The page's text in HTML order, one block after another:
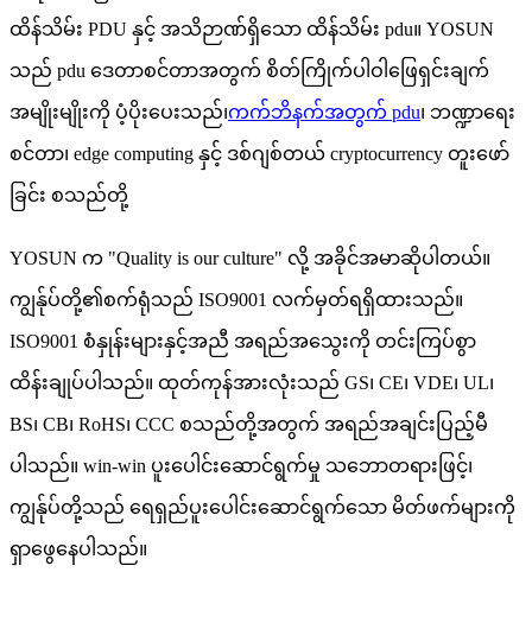
ထိန်သိမ်း PDU နှင့် အသိဉာဏ်ရှိသော ထိန်သိမ်း pdu။ YOSUN
သည် pdu ဒေတာစင်တာအတွက် စိတ်ကြိုက်ပါဝါဖြေရှင်းချက်
အမျိုးမျိုးကို ပံ့ပိုးပေးသည်၊ကက်ဘိနက်အတွက် pdu၊ ဘဏ္ဍာရေး
စင်တာ၊ edge computing နှင့် ဒစ်ဂျစ်တယ် cryptocurrency တူးဖော်
ခြင်း စသည်တို့
YOSUN က "Quality is our culture" လို့ အခိုင်အမာဆိုပါတယ်။
ကျွန်ုပ်တို့၏စက်ရုံသည် ISO9001 လက်မှတ်ရရှိထားသည်။
ISO9001 စံနှုန်းများနှင့်အညီ အရည်အသွေးကို တင်းကြပ်စွာ
ထိန်းချုပ်ပါသည်။ ထုတ်ကုန်အားလုံးသည် GS၊ CE၊ VDE၊ UL၊
BS၊ CB၊ RoHS၊ CCC စသည်တို့အတွက် အရည်အချင်းပြည့်မီ
ပါသည်။ win-win ပူးပေါင်းဆောင်ရွက်မှု သဘောတရားဖြင့်၊
ကျွန်ုပ်တို့သည် ရေရှည်ပူးပေါင်းဆောင်ရွက်သော မိတ်ဖက်များကို
ရှာဖွေနေပါသည်။